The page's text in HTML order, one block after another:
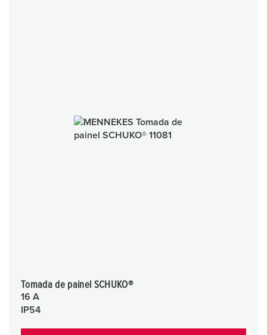
Tomada de painel SCHUKO®
16 A
IP54